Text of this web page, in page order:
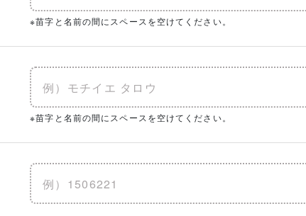
※苗字と名前の間にスペースを空けてください。
※苗字と名前の間にスペースを空けてください。